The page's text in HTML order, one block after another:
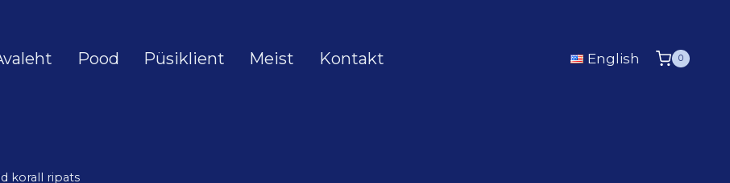
Pood Püsiklient Meist Kontakt English 0
korall ripats